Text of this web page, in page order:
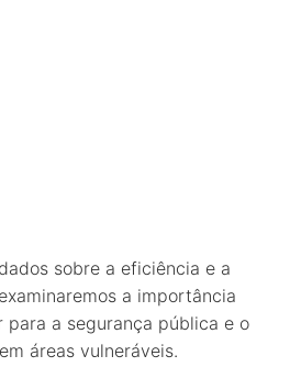
sobre a eficiência e a
a importância
para a segurança pública e o
áreas vulneráveis.